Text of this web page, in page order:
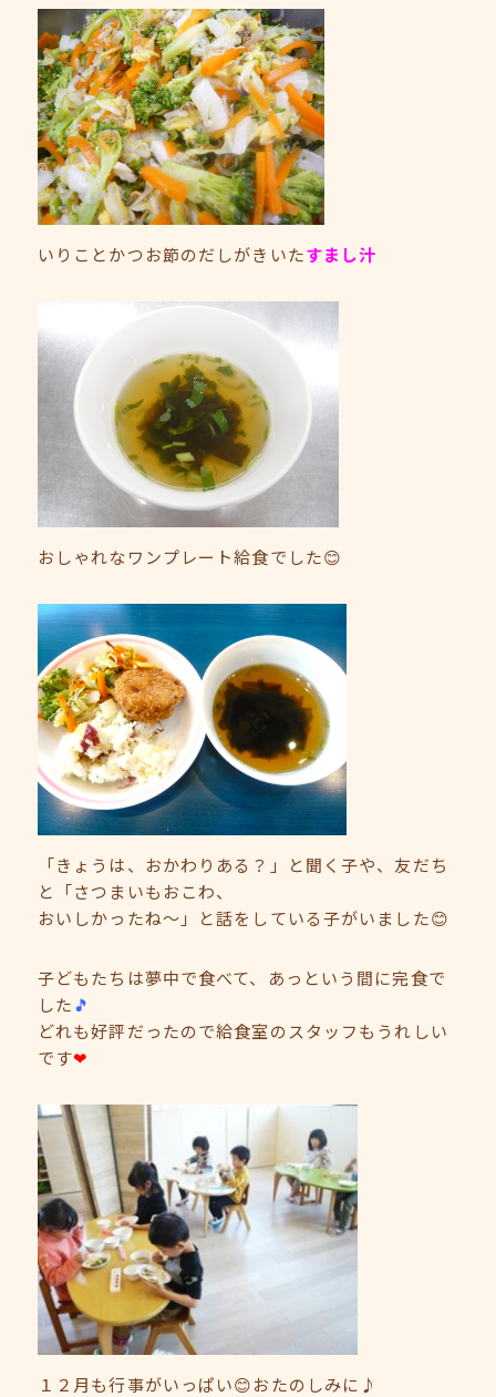
いりことかつお節のだしがきいたすまし汁
おしゃれなワンプレート給食でした😊
「きょうは、おかわりある？」と聞く子や、友だち
と「さつまいもおこわ、
おいしかったね～」と話をしている子がいました😊
子どもたちは夢中で食べて、あっという間に完食で
した🎵
どれも好評だったので給食室のスタッフもうれしい
です❤
１２月も行事がいっぱい😊おたのしみに♪